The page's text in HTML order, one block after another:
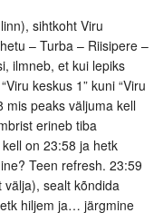
sihtkoht Viru
– Turba – Riisipere –
ilmneb, et kui lepiks
keskus 1” kuni “Viru
mis peaks väljuma kell
erineb tiba
on 23:58 ja hetk
Teen refresh. 23:59
sealt kõndida
hiljem ja… järgmine